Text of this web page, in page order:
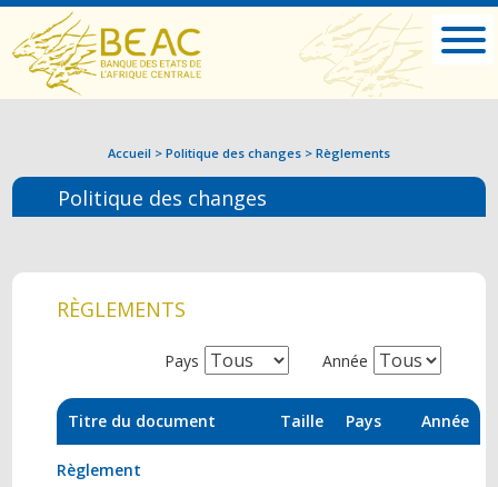
Accueil > Politique des changes > Règlements
Politique des changes
RÈGLEMENTS
Pays Année
Titre du document Taille Pays Année
Règlement